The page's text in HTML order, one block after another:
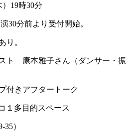
）19時30分
30分前より受付開始。
り。
ト 康本雅子さん（ダンサー・振
付きアフタートーク
１多目的スペース
）